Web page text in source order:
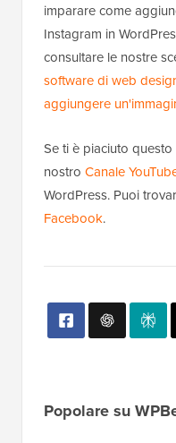
imparare come
Instagram in
consultare le nostre
software di web
aggiungere
Se ti è piaciuto
nostro Canale
WordPress. Puoi
Facebook.
Popolare su